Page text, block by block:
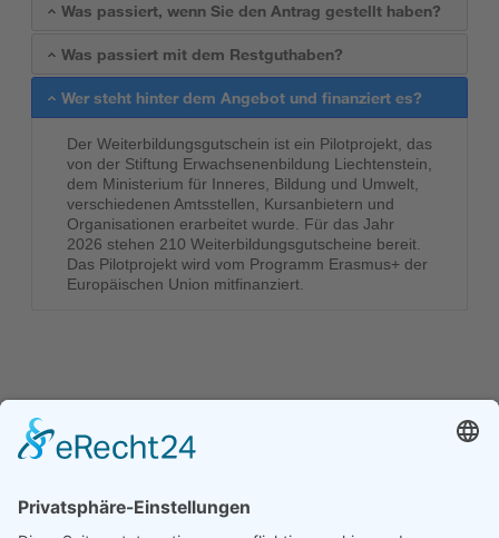
Was passiert, wenn Sie den Antrag gestellt haben?
Was passiert mit dem Restguthaben?
Wer steht hinter dem Angebot und finanziert es?
Der Weiterbildungsgutschein ist ein Pilotprojekt, das
von der Stiftung Erwachsenenbildung Liechtenstein,
dem Ministerium für Inneres, Bildung und Umwelt,
verschiedenen Amtsstellen, Kursanbietern und
Organisationen erarbeitet wurde. Für das Jahr
2026 stehen 210 Weiterbildungsgutscheine bereit.
Das Pilotprojekt wird vom Programm Erasmus+ der
Europäischen Union mitfinanziert.
Programm Erasmus+
der Europäischen Union